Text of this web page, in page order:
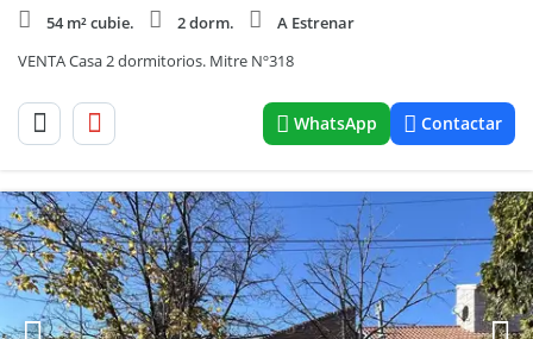
54 m² cubie.
2 dorm.
A Estrenar
VENTA Casa 2 dormitorios. Mitre Nº318
WhatsApp Contactar